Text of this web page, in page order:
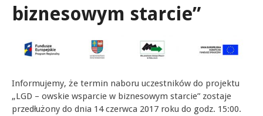
biznesowym starcie”
Informujemy, że termin naboru uczestników do projektu
„LGD – owskie wsparcie w biznesowym starcie” zostaje
przedłużony do dnia 14 czerwca 2017 roku do godz. 15:00.